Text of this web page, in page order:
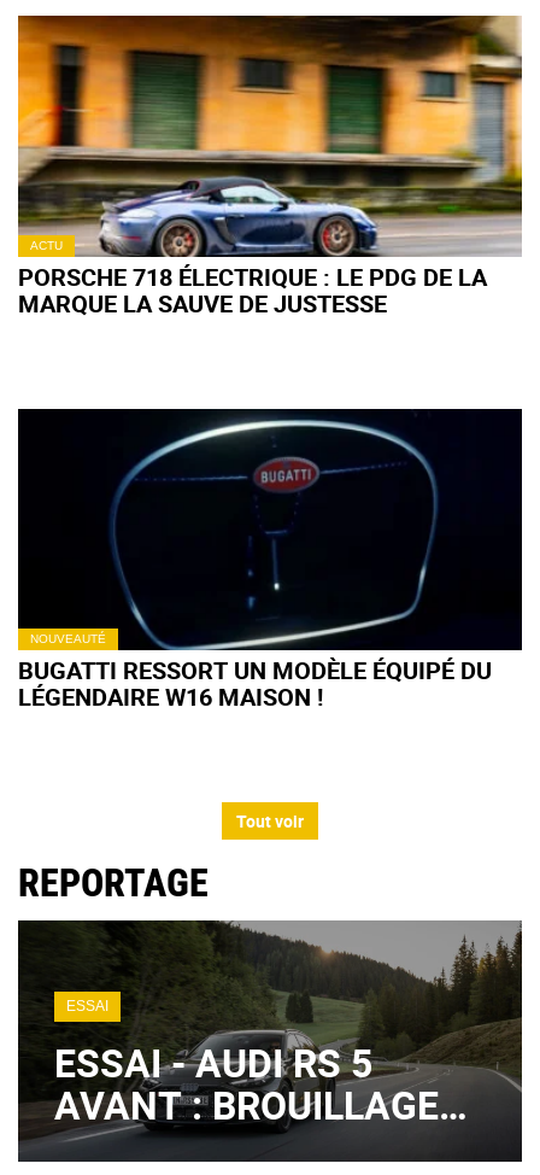
ACTU
PORSCHE 718 ÉLECTRIQUE : LE PDG DE LA
MARQUE LA SAUVE DE JUSTESSE
NOUVEAUTÉ
BUGATTI RESSORT UN MODÈLE ÉQUIPÉ DU
LÉGENDAIRE W16 MAISON !
Tout voir
REPORTAGE
ESSAI
ESSAI - AUDI RS 5
AVANT : BROUILLAGE
DE PISTES ?